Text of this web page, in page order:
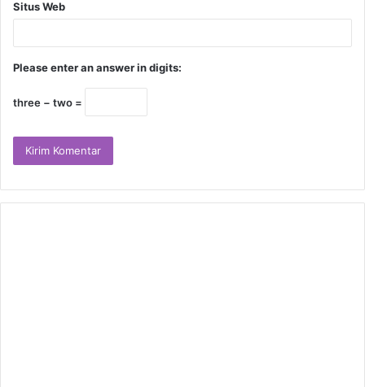
Situs Web
Please enter an answer in digits:
three − two =